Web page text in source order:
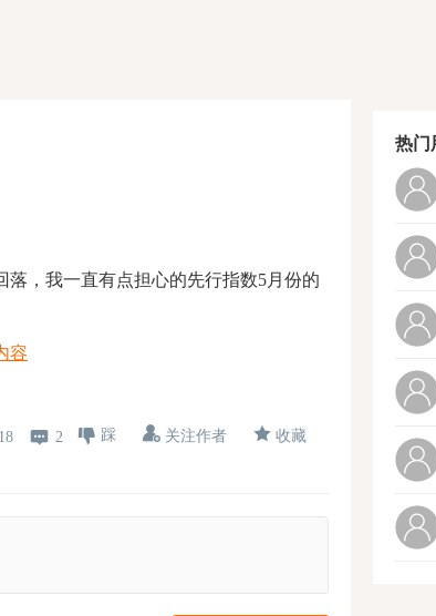
，我一直有点担心的先行指数5月份的
容
18 2 踩 关注作者 收藏
热门